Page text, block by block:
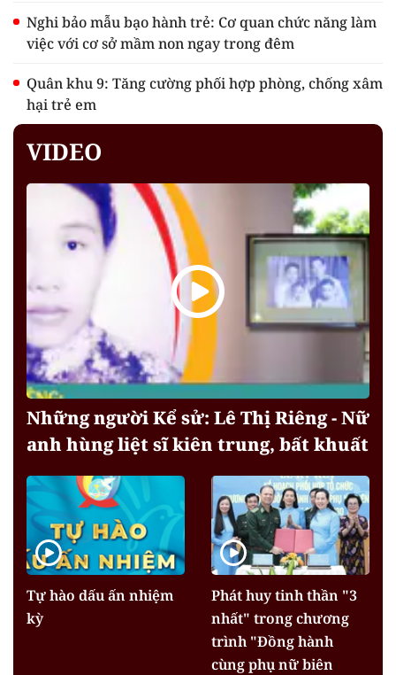
Nghi bảo mẫu bạo hành trẻ: Cơ quan chức năng làm
việc với cơ sở mầm non ngay trong đêm
Quân khu 9: Tăng cường phối hợp phòng, chống xâm
hại trẻ em
VIDEO
Những người Kể sử: Lê Thị Riêng - Nữ
anh hùng liệt sĩ kiên trung, bất khuất
Tự hào dấu ấn nhiệm
kỳ
Phát huy tinh thần "3
nhất" trong chương
trình "Đồng hành
cùng phụ nữ biên